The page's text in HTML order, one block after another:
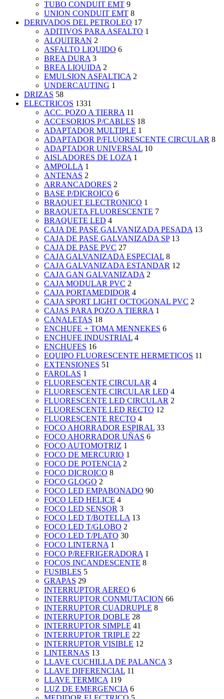
TUBO CONDUIT EMT 9
UNION CONDUIT EMT 8
DERIVADOS DEL PETROLEO 17
ADITIVOS PARA ASFALTO 1
ALQUITRAN 2
ASFALTO LIQUIDO 6
BREA DURA 3
BREA LIQUIDA 2
EMULSION ASFALTICA 2
UNDERCAUTING 1
DRIZAS 58
ELECTRICOS 1331
ACC. POZO A TIERRA 11
ACCESORIOS P/CABLES 18
ADAPTADOR MULTIPLE 1
ADAPTADOR P/FLUORESCENTE CIRCULAR 8
ADAPTADOR UNIVERSAL 10
AISLADORES DE LOZA 1
AMPOLLA 1
ANTENAS 2
ARRANCADORES 2
BASE P/DICROICO 6
BRAQUET ELECTRONICO 1
BRAQUETA FLUORESCENTE 7
BRAQUETE LED 4
CAJA DE PASE GALVANIZADA PESADA 13
CAJA DE PASE GALVANIZADA SP 13
CAJA DE PASE PVC 27
CAJA GALVANIZADA ESPECIAL 8
CAJA GALVANIZADA ESTANDAR 12
CAJA GAN GALVANIZADA 2
CAJA MODULAR PVC 2
CAJA PORTAMEDIDOR 4
CAJA SPORT LIGHT OCTOGONAL PVC 2
CAJAS PARA POZO A TIERRA 1
CANALETAS 18
ENCHUFE + TOMA MENNEKES 6
ENCHUFE INDUSTRIAL 4
ENCHUFES 16
EQUIPO FLUORESCENTE HERMETICOS 11
EXTENSIONES 51
FAROLAS 1
FLUORESCENTE CIRCULAR 4
FLUORESCENTE CIRCULAR LED 4
FLUORESCENTE LED CIRCULAR 2
FLUORESCENTE LED RECTO 12
FLUORESCENTE RECTO 4
FOCO AHORRADOR ESPIRAL 33
FOCO AHORRADOR UÑAS 6
FOCO AUTOMOTRIZ 1
FOCO DE MERCURIO 1
FOCO DE POTENCIA 2
FOCO DICROICO 8
FOCO GLOGO 2
FOCO LED EMPABONADO 90
FOCO LED HELICE 4
FOCO LED SENSOR 3
FOCO LED T/BOTELLA 13
FOCO LED T/GLOBO 2
FOCO LED T/PLATO 30
FOCO LINTERNA 1
FOCO P/REFRIGERADORA 1
FOCOS INCANDESCENTE 8
FUSIBLES 5
GRAPAS 29
INTERRUPTOR AEREO 6
INTERRUPTOR CONMUTACION 66
INTERRUPTOR CUADRUPLE 8
INTERRUPTOR DOBLE 28
INTERRUPTOR SIMPLE 41
INTERRUPTOR TRIPLE 22
INTERRUPTOR VISIBLE 12
LINTERNAS 13
LLAVE CUCHILLA DE PALANCA 3
LLAVE DIFERENCIAL 11
LLAVE TERMICA 119
LUZ DE EMERGENCIA 6